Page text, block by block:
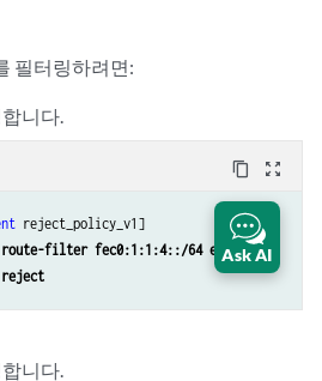
필터링하려면:
니다.
content_copy zoom_out_map
reject_policy_v1]
route-filter fec0:1:1:4::/64 exact
니다.
Ask AI